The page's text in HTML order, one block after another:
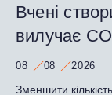
Вчені
вилучає
08 08 2026
Зменшити